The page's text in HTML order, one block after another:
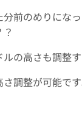
前のめりにな
の高さも調整す
調整が可能です